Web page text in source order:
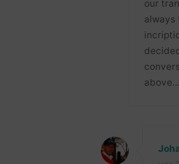
our
always
above…